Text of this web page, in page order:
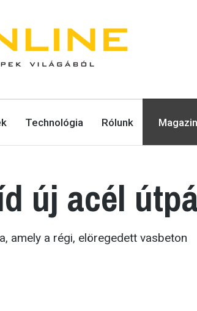
Technológia Rólunk
új acél
amely a régi, elöregedett vasbeton